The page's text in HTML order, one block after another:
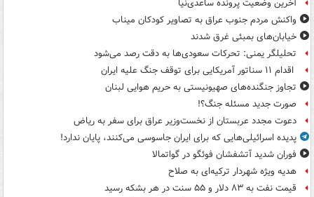
آخرین وضعیت پرونده ساعدی‌نیا
واکنش مردم جنوب عراق به تصاویر کودکان میناب
خیابان‌های بمبئی غرق شدند
تحلیلگر یمنی: تحرکات سعودی‌ها به دقت رصد می‌شود
اقدام ۱۱ سناتور آمریکایی برای توقف جنگ علیه ایران
تجاوز جنگنده‌های صهیونیستی به حریم هوایی لبنان
صورت جدید مسئله جنگ؟!
دعوت مجدد عربستان از نخست‌وزیر عراق برای سفر به ریاض
پدیده اسرائیلی‌هایی که برای ایران جاسوسی می‌کنند، پایان ندارد!
فوران شدید آتشفشان فوئگو در گواتمالا
هدیه ویژه شهردار ترکیه‌ای به صلاح
قیمت نفت به ۸۳ دلار و ۵۵ سنت در هر بشکه رسید